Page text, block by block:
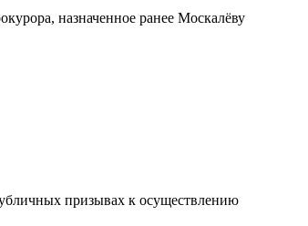
назначенное ранее Москалёву
призывах к осуществлению